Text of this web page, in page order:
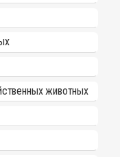
животных